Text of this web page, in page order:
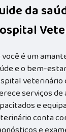
da
você é um
e o bem-
veterinário
serviços
e
conta